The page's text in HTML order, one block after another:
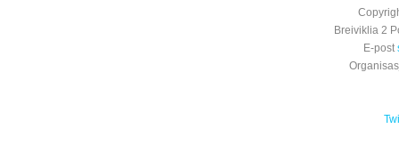
Breiviklia 2
E-post